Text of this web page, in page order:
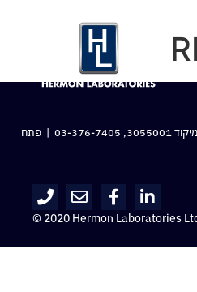
03-376-7405 | פתח
© 2020 Hermon Laboratories